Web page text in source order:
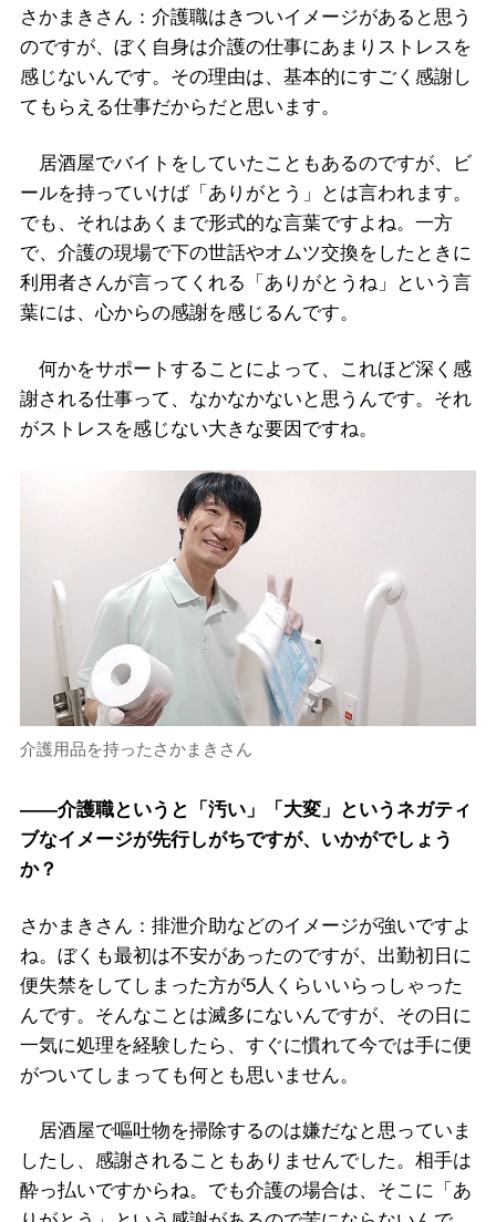
さかまきさん：介護職はきついイメージがあると思う
のですが、ぼく自身は介護の仕事にあまりストレスを
感じないんです。その理由は、基本的にすごく感謝し
てもらえる仕事だからだと思います。
居酒屋でバイトをしていたこともあるのですが、ビ
ールを持っていけば「ありがとう」とは言われます。
でも、それはあくまで形式的な言葉ですよね。一方
で、介護の現場で下の世話やオムツ交換をしたときに
利用者さんが言ってくれる「ありがとうね」という言
葉には、心からの感謝を感じるんです。
何かをサポートすることによって、これほど深く感
謝される仕事って、なかなかないと思うんです。それ
がストレスを感じない大きな要因ですね。
介護用品を持ったさかまきさん
――介護職というと「汚い」「大変」というネガティ
ブなイメージが先行しがちですが、いかがでしょう
か？
さかまきさん：排泄介助などのイメージが強いですよ
ね。ぼくも最初は不安があったのですが、出勤初日に
便失禁をしてしまった方が5人くらいいらっしゃった
んです。そんなことは滅多にないんですが、その日に
一気に処理を経験したら、すぐに慣れて今では手に便
がついてしまっても何とも思いません。
居酒屋で嘔吐物を掃除するのは嫌だなと思っていま
したし、感謝されることもありませんでした。相手は
酔っ払いですからね。でも介護の場合は、そこに「あ